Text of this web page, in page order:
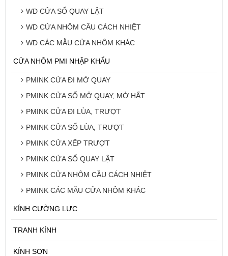
WD CỬA SỔ QUAY LẬT
WD CỬA NHÔM CẦU CÁCH NHIỆT
WD CÁC MẪU CỬA NHÔM KHÁC
CỬA NHÔM PMI NHẬP KHẨU
PMINK CỬA ĐI MỞ QUAY
PMINK CỬA SỔ MỞ QUAY, MỞ HẤT
PMINK CỬA ĐI LÙA, TRƯỢT
PMINK CỬA SỔ LÙA, TRƯỢT
PMINK CỬA XẾP TRƯỢT
PMINK CỬA SỔ QUAY LẬT
PMINK CỬA NHÔM CẦU CÁCH NHIỆT
PMINK CÁC MẪU CỬA NHÔM KHÁC
KÍNH CƯỜNG LỰC
TRANH KÍNH
KÍNH SƠN